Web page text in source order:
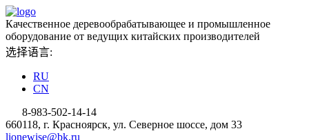
Качественное деревообрабатывающее и промышленное
оборудование от ведущих китайских производителей
选择语言:
RU
CN
8-983-502-14-14
660118, г. Красноярск, ул. Северное шоссе, дом 33
lionewise@bk.ru